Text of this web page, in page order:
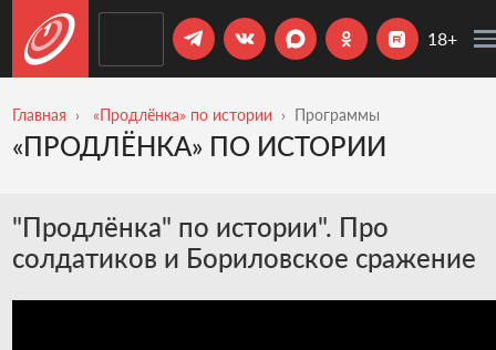
18+
Главная «Продлёнка» по истории Программы
«ПРОДЛЁНКА» ПО ИСТОРИИ
"Продлёнка" по истории". Про
солдатиков и Бориловское сражение